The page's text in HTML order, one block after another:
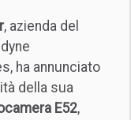
, azienda del
ha annunciato
della sua
E52,